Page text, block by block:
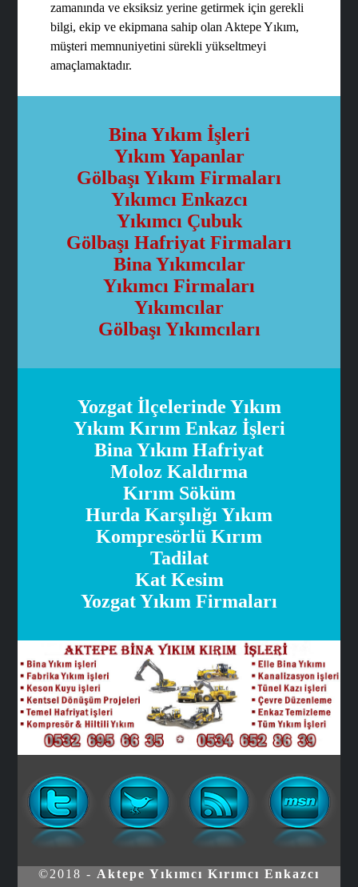
zamanında ve eksiksiz yerine getirmek için gerekli
bilgi, ekip ve ekipmana sahip olan Aktepe Yıkım,
müşteri memnuniyetini sürekli yükseltmeyi
amaçlamaktadır.
Bina Yıkım İşleri
Yıkım Yapanlar
Gölbaşı Yıkım Firmaları
Yıkımcı Enkazcı
Yıkımcı Çubuk
Gölbaşı Hafriyat Firmaları
Bina Yıkımcılar
Yıkımcı Firmaları
Yıkımcılar
Gölbaşı Yıkımcıları
Yozgat İlçelerinde Yıkım
Yıkım Kırım Enkaz İşleri
Bina Yıkım Hafriyat
Moloz Kaldırma
Kırım Söküm
Hurda Karşılığı Yıkım
Kompresörlü Kırım
Tadilat
Kat Kesim
Yozgat Yıkım Firmaları
©2018 - Aktepe Yıkımcı Kırımcı Enkazcı